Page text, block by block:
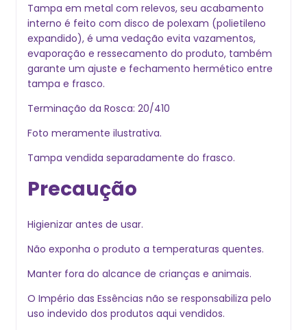
Tampa em metal com relevos, seu acabamento
interno é feito com disco de polexam (polietileno
expandido), é uma vedação evita vazamentos,
evaporação e ressecamento do produto, também
garante um ajuste e fechamento hermético entre
tampa e frasco.
Terminação da Rosca: 20/410
Foto meramente ilustrativa.
Tampa vendida separadamente do frasco.
Precaução
Higienizar antes de usar.
Não exponha o produto a temperaturas quentes.
Manter fora do alcance de crianças e animais.
O Império das Essências não se responsabiliza pelo
uso indevido dos produtos aqui vendidos.